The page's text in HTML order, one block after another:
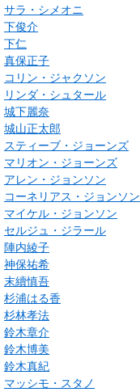
サラ・シメオニ
下俊介
下仁
真保正子
コリン・ジャクソン
リンダ・シュタール
城下麗奈
城山正太郎
スティーブ・ジョーンズ
マリオン・ジョーンズ
アレン・ジョンソン
コーネリアス・ジョンソン
マイケル・ジョンソン
セルジュ・ジラール
陣内綾子
神保祐希
末續慎吾
杉浦はる香
杉林孝法
鈴木章介
鈴木博美
鈴木真紀
マッシモ・スタノ